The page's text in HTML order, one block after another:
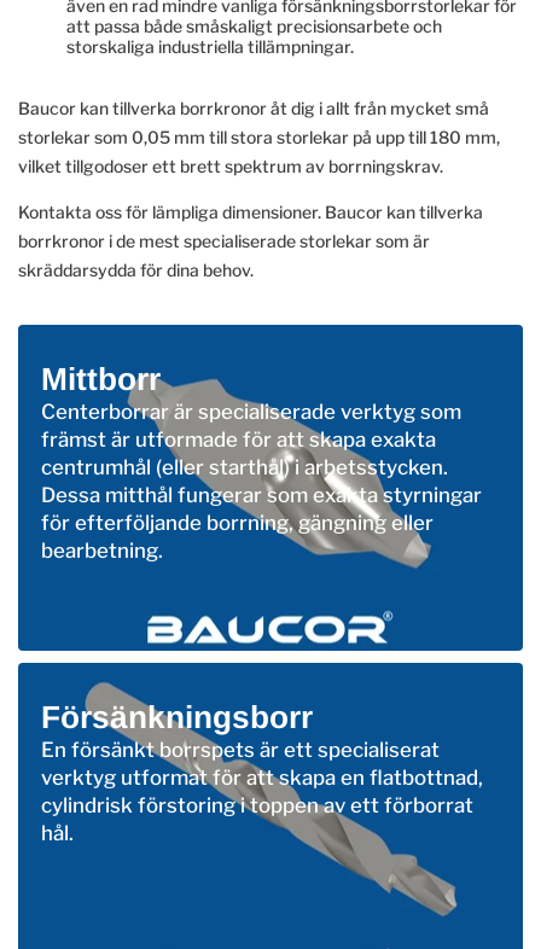
även en rad mindre vanliga försänkningsborrstorlekar för
att passa både småskaligt precisionsarbete och
storskaliga industriella tillämpningar.
Baucor kan tillverka borrkronor åt dig i allt från mycket små
storlekar som 0,05 mm till stora storlekar på upp till 180 mm,
vilket tillgodoser ett brett spektrum av borrningskrav.
Kontakta oss för lämpliga dimensioner. Baucor kan tillverka
borrkronor i de mest specialiserade storlekar som är
skräddarsydda för dina behov.
Mittborr
Centerborrar är specialiserade verktyg som
främst är utformade för att skapa exakta
centrumhål (eller starthål) i arbetsstycken.
Dessa mitthål fungerar som exakta styrningar
för efterföljande borrning, gängning eller
bearbetning.
Försänkningsborr
En försänkt borrspets är ett specialiserat
verktyg utformat för att skapa en flatbottnad,
cylindrisk förstoring i toppen av ett förborrat
hål.